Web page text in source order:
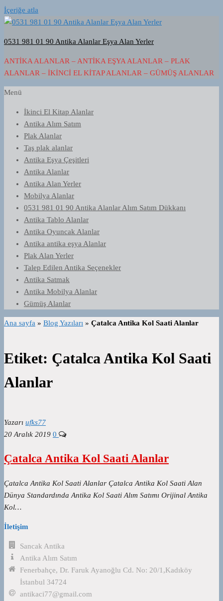
İçeriğe atla
0531 981 01 90 Antika Alanlar Eşya Alan Yerler
ANTIKA ALANLAR – ANTIKA EŞYA ALANLAR – PLAK
ALANLAR – İKINCI EL KITAP ALANLAR – GÜMÜŞ ALANLAR
Menü
İkinci El Kitap Alanlar
Antika Alım Satım
Plak Alanlar
Taş plak alanlar
Antika Eşya Çeşitleri
Antika Alanlar
Antika Alan Yerler
Mobilya Alanlar
0531 981 01 90 Antika Alanlar Alım Satım Dükkanı
Antika Tablo Alanlar
Antika Oyuncak Alanlar
Antika antika eşya Alanlar
Plak Alan Yerler
Talep Edilen Antika Seçenekler
Antika Satmak
Antika Mobilya Alanlar
Gümüş Alanlar
Ana sayfa » Blog Yazıları » Çatalca Antika Kol Saati Alanlar
Etiket: Çatalca Antika Kol Saati
Alanlar
Yazarı ufks77
20 Aralık 2019 0
Çatalca Antika Kol Saati Alanlar
Çatalca Antika Kol Saati Alanlar Çatalca Antika Kol Saati Alan
Dünya Standardında Antika Kol Saati Alım Satımı Orijinal Antika
Kol…
İletişim
Sancak Antika
Antika Alım Satım
Fenerbahçe, Dr. Faruk Ayanoğlu Cd. No: 20/1,Kadıköy
İstanbul 34724
antikaci77@gmail.com